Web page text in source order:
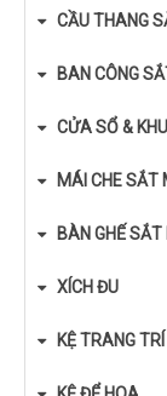
CẦU THANG
BAN CÔNG
CỬA SỔ &
MÁI CHE SẮT
BÀN GHẾ
XÍCH ĐU
KỆ TRANG TRÍ